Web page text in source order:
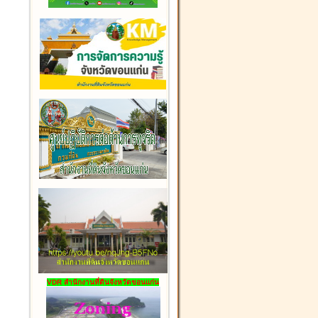
VDR สำนักงานที่ดินจังหวัดขอนแก่น